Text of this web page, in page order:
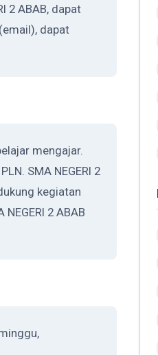
2 ABAB, dapat
dapat
mengajar.
SMA NEGERI 2
kegiatan
2 ABAB